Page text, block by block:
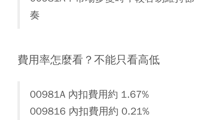
奏
費用率怎麼看？不能只看高低
00981A 內扣費用約 1.67%
009816 內扣費用約 0.21%